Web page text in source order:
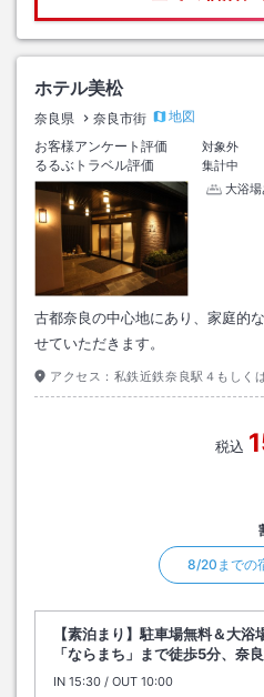
ホテル美松
奈良県 奈良市街
地図
お客様アンケート評価
対象外
るるぶトラベル評価
集計中
大浴場
古都奈良の中心地にあり、家庭的
せていただきます。
アクセス： 私鉄近鉄奈良駅４もしく
税込
8/20までの
【素泊まり】駐車場無料＆大浴
「ならまち」まで徒歩5分、奈
IN チェックイン
15:30 / OUT チェックアウト
10:00